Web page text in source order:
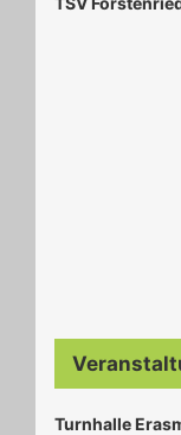
Turnhalle